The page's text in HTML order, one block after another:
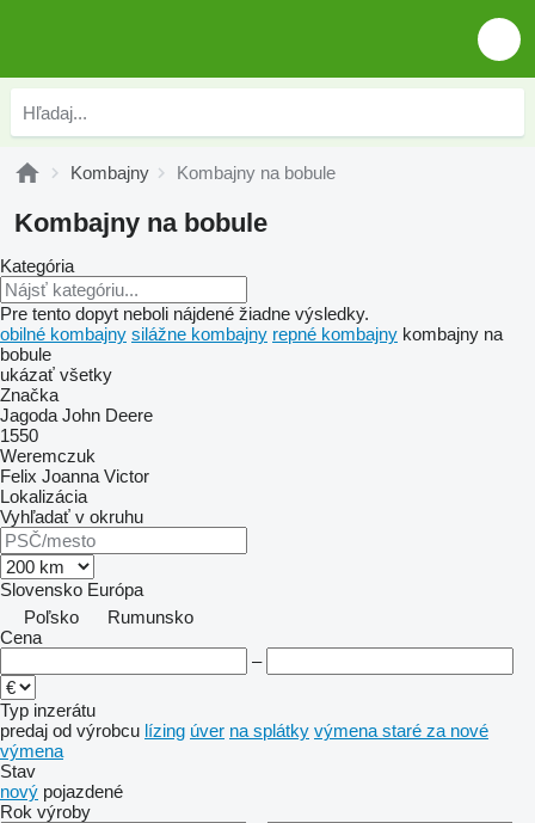
Kombajny Kombajny na bobule
Kombajny na bobule
Kategória
Pre tento dopyt neboli nájdené žiadne výsledky.
obilné kombajny silážne kombajny repné kombajny kombajny na
bobule
ukázať všetky
Značka
Jagoda John Deere
1550
Weremczuk
Felix Joanna Victor
Lokalizácia
Vyhľadať v okruhu
Slovensko Európa
Poľsko
Rumunsko
Cena
–
Typ inzerátu
predaj od výrobcu lízing úver na splátky výmena staré za nové
výmena
Stav
nový pojazdené
Rok výroby